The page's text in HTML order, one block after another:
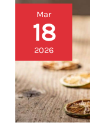
Mar
18
2026
Classique
du
Cocktail
Sea
Breeze